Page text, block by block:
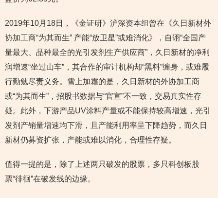
2019年10月18日，《金证研》沪深资本组曾在《久日新材外
协加工商“为其而生” 产能“放卫星”或难消化》，自诩“全国产
量最大、品种最全的光引发剂生产供应商”，久日新材的净利
润增速“坐过山车”，其合作的审计机构却“黑料”缠身，或难履
行勤勉尽责义务。雪上加霜的是，久日新材的外协加工商
或“为其而生”，招股书数据与“官宣”不一致，交易真实性存
疑。此外，下游产品UV涂料产量或不能保持较高增速，光引
发剂产销量增速均下滑，且产能利用率呈下降趋势，而久日
新材仍募资扩张，产能或难以消化，合理性存疑。
值得一提的是，除了上述两只破发的股票，多只科创板股
票“徘徊”在破发线的边缘。